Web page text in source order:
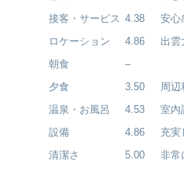
接客・サービス 4.38
安心
ロケーション
4.86
出雲
朝食
–
夕食
3.50
周辺
温泉・お風呂
4.53
室内
設備
4.86
充実
清潔さ
5.00 非常